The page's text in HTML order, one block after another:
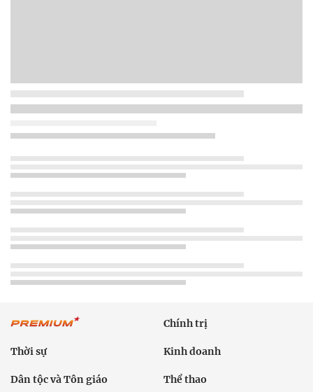
Chính trị
Thời sự Kinh doanh
Dân tộc và Tôn giáo Thể thao